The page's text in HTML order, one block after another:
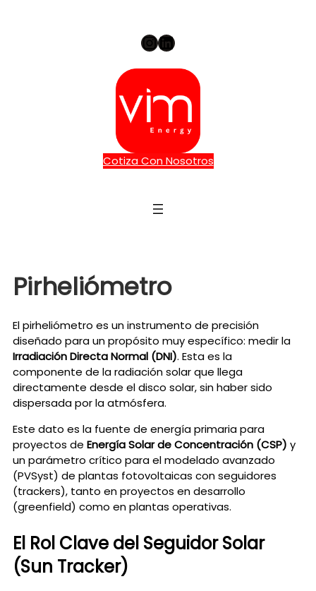
InstagramLinkedIn
Cotiza Con Nosotros
Pirheliómetro
El pirheliómetro es un instrumento de precisión
diseñado para un propósito muy específico: medir la
Irradiación Directa Normal (DNI). Esta es la
componente de la radiación solar que llega
directamente desde el disco solar, sin haber sido
dispersada por la atmósfera.
Este dato es la fuente de energía primaria para
proyectos de Energía Solar de Concentración (CSP) y
un parámetro crítico para el modelado avanzado
(PVSyst) de plantas fotovoltaicas con seguidores
(trackers), tanto en proyectos en desarrollo
(greenfield) como en plantas operativas.
El Rol Clave del Seguidor Solar
(Sun Tracker)